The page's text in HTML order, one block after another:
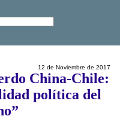
12 de Noviembre de 2017
China-Chile:
política del